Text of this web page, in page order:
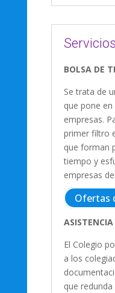
BOLSA DE
Se trata de
que pone
empresas.
primer filtro
que forman
tiempo y
empresas
Ofertas
El Colegio
a los
que